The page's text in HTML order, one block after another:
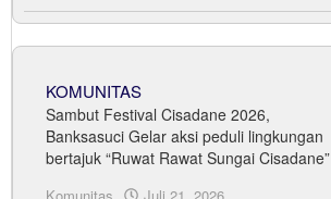
KOMUNITAS
Sambut Festival Cisadane 2026,
Banksasuci Gelar aksi peduli lingkungan
bertajuk “Ruwat Rawat Sungai Cisadane”
Komunitas Juli 21, 2026